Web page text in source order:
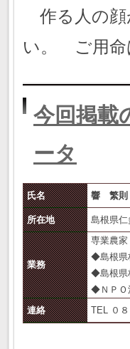
作る人の顔
い。 ご用命
今回掲載
ータ
氏名 響 繁則
所在地 島根県仁
業務
専業農家
◆島根県
◆島根県
◆ＮＰＯ
連絡
TEL ０